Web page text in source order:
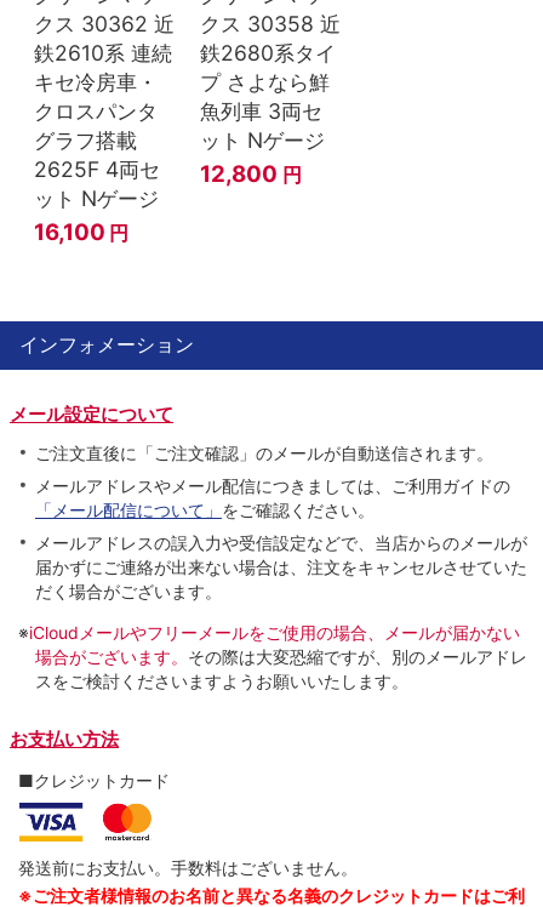
クス 30362 近
鉄2610系 連続
キセ冷房車・
クロスパンタ
グラフ搭載
2625F 4両セ
ット Nゲージ
16,100 円
クス 30358 近
鉄2680系タイ
プ さよなら鮮
魚列車 3両セ
ット Nゲージ
12,800 円
インフォメーション
メール設定について
ご注文直後に「ご注文確認」のメールが自動送信されます。
メールアドレスやメール配信につきましては、ご利用ガイドの
「メール配信について」 をご確認ください。
メールアドレスの誤入力や受信設定などで、当店からのメールが
届かずにご連絡が出来ない場合は、注文をキャンセルさせていた
だく場合がございます。
※iCloudメールやフリーメールをご使用の場合、メールが届かない
場合がございます。 その際は大変恐縮ですが、別のメールアドレ
スをご検討くださいますようお願いいたします。
お支払い方法
■クレジットカード
発送前にお支払い。手数料はございません。
※ご注文者様情報のお名前と異なる名義のクレジットカードはご利